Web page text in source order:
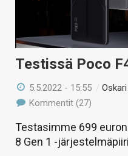
Testissä Poco
5.5.2022 - 15:55 /
Kommentit (27)
Testasimme 699
8 Gen 1 -